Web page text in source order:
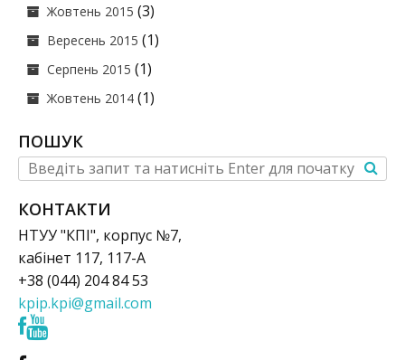
Жовтень 2015 (3)
Вересень 2015 (1)
Серпень 2015 (1)
Жовтень 2014 (1)
ПОШУК
КОНТАКТИ
НТУУ "КПІ", корпус №7,
кабінет 117, 117-А
+38 (044) 204 84 53
kpip.kpi@gmail.com